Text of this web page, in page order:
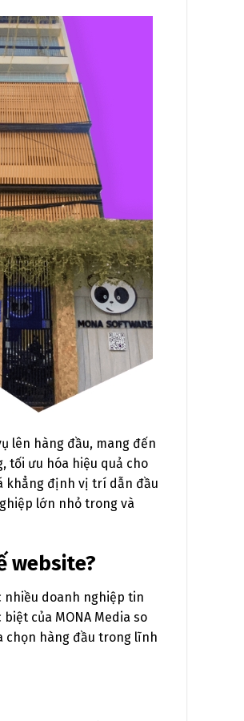
lên hàng đầu, mang đến
tối ưu hóa hiệu quả cho
khẳng định vị trí dẫn đầu
lớn nhỏ trong và
website?
nhiều doanh nghiệp tin
của MONA Media so
chọn hàng đầu trong lĩnh